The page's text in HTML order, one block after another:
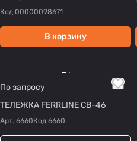
Код 00000098671
В корзину
По запросу
ТЕЛЕЖКА FERRLINE CB-46
Арт. 6660Код 6660